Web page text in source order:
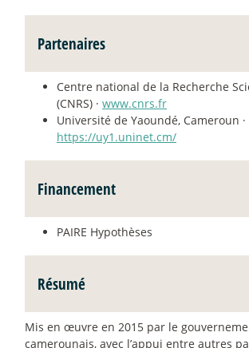
Partenaires
Centre national de la Recherche
(CNRS) · www.cnrs.fr
Université de Yaoundé, Cameroun ·
https://uy1.uninet.cm/
Financement
PAIRE Hypothèses
Résumé
Mis en œuvre en 2015 par le
camerounais, avec l’appui entre autres